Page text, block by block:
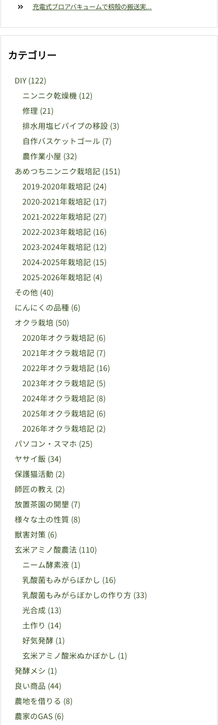
充電式ブロアバキュームで籾殻の搬送実...
カテゴリー
DIY (122)
ニンニク乾燥機 (12)
修理 (21)
排水用塩ビパイプの移設 (3)
自作バスケットゴール (7)
農作業小屋 (32)
あめつちニンニク栽培記 (151)
2019-2020年栽培記 (24)
2020-2021年栽培記 (17)
2021-2022年栽培記 (27)
2022-2023年栽培記 (16)
2023-2024年栽培記 (12)
2024-2025年栽培記 (15)
2025-2026年栽培記 (4)
その他 (40)
にんにくの品種 (6)
オクラ栽培 (50)
2020年オクラ栽培記 (6)
2021年オクラ栽培記 (7)
2022年オクラ栽培記 (16)
2023年オクラ栽培記 (5)
2024年オクラ栽培記 (8)
2025年オクラ栽培記 (6)
2026年オクラ栽培記 (2)
パソコン・スマホ (25)
ヤサイ飯 (34)
保護猫活動 (2)
師匠の教え (2)
放置茶園の開墾 (7)
様々な土の性質 (8)
獣害対策 (6)
玄米アミノ酸農法 (110)
ニーム酵素液 (1)
乳酸菌もみがらぼかし (16)
乳酸菌もみがらぼかしの作り方 (33)
光合成 (13)
土作り (14)
好気発酵 (1)
玄米アミノ酸米ぬかぼかし (1)
発酵メシ (1)
良い商品 (44)
農地を借りる (8)
農家のGAS (6)